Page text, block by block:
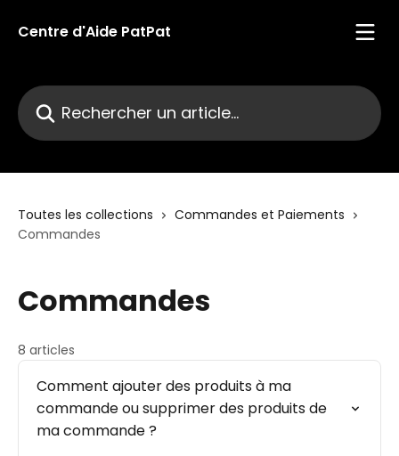
Centre d'Aide PatPat
Rechercher un article...
Toutes les collections
Commandes et Paiements
Commandes
Commandes
8 articles
Comment ajouter des produits à ma
commande ou supprimer des produits de
ma commande ?